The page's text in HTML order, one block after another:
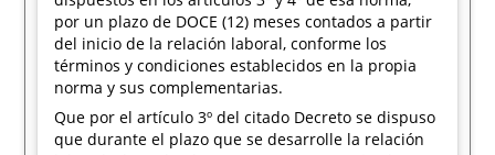
por un plazo de DOCE (12) meses contados a partir
del inicio de la relación laboral, conforme los
términos y condiciones establecidos en la propia
norma y sus complementarias.
Que por el artículo 3º del citado Decreto se dispuso
que durante el plazo que se desarrolle la relación